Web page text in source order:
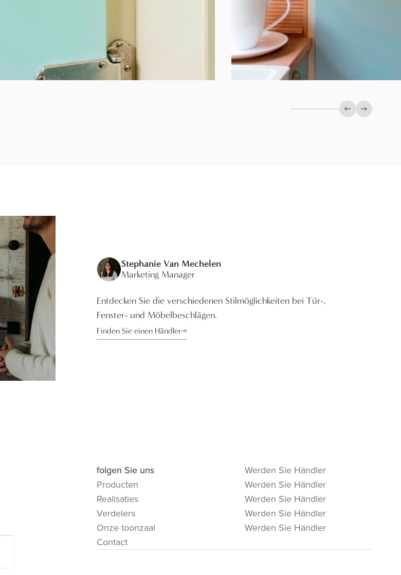
Previous slide
Next slide
Stephanie Van Mechelen
Marketing Manager
Entdecken Sie die verschiedenen Stilmöglichkeiten bei Tür-,
Fenster- und Möbelbeschlägen.
Finden Sie einen Händler
folgen Sie uns
Producten
Realisaties
Verdelers
Onze toonzaal
Contact
Werden Sie Händler
Werden Sie Händler
Werden Sie Händler
Werden Sie Händler
Werden Sie Händler